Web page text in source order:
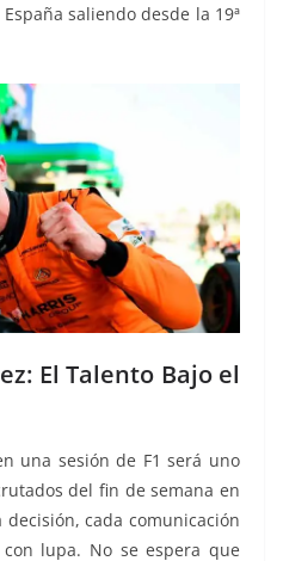
saliendo desde la 19ª
El Talento Bajo el
una sesión de F1 será uno
del fin de semana en
cada comunicación
lupa. No se espera que